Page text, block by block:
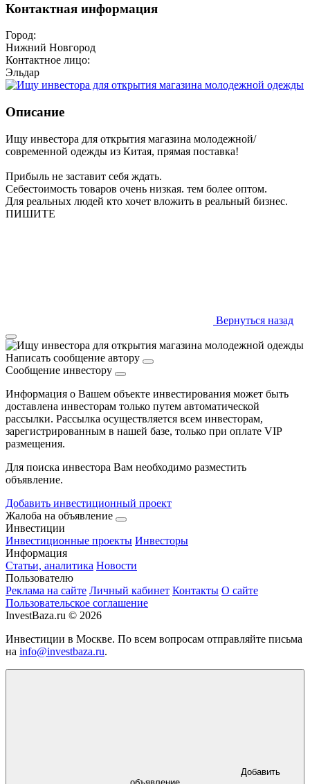
Контактная информация
Город:
Нижний Новгород
Контактное лицо:
Эльдар
Описание
Ищу инвестора для открытия магазина молодежной/
современной одежды из Китая, прямая поставка!
Прибыль не заставит себя ждать.
Себестоимость товаров очень низкая. тем более оптом.
Для реальных людей кто хочет вложить в реальный бизнес.
ПИШИТЕ
Вернуться назад
Написать сообщение автору
Сообщение инвестору
Информация о Вашем объекте инвестирования может быть
доставлена инвесторам только путем автоматической
рассылки. Рассылка осуществляется всем инвесторам,
зарегистрированным в нашей базе, только при оплате VIP
размещения.
Для поиска инвестора Вам необходимо разместить
объявление.
Добавить инвестиционный проект
Жалоба на объявление
Инвестиции
Инвестиционные проекты Инвесторы
Информация
Статьи, аналитика Новости
Пользователю
Реклама на сайте Личный кабинет Контакты О сайте
Пользовательское соглашение
InvestBaza.ru © 2026
Инвестиции в Москве. По всем вопросам отправляйте письма
на info@investbaza.ru.
Добавить